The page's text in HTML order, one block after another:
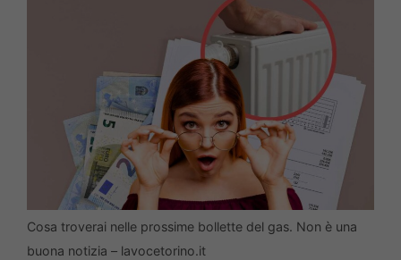
Cosa troverai nelle prossime bollette del gas. Non è una
buona notizia – lavocetorino.it